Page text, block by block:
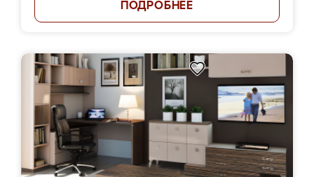
ПОДРОБНЕЕ